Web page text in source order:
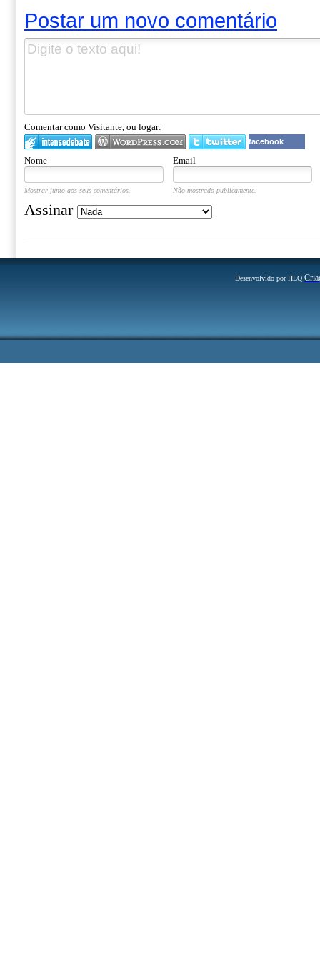
Postar um novo comentário
Comentar como Visitante, ou logar:
facebook
Nome Email
Mostrar junto aos seus comentários. Não mostrado publicamente.
Assinar
Desenvolvido por HLQ